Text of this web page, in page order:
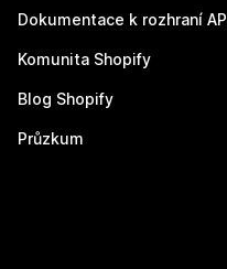
Dokumentace k rozhraní API
Komunita Shopify
Blog Shopify
Průzkum